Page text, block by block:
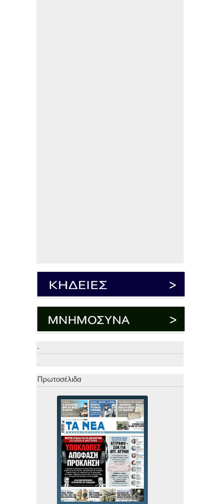
.
.
Πρωτοσέλιδα